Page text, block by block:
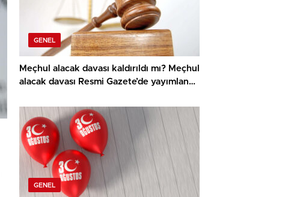
GENEL
Meçhul alacak davası kaldırıldı mı? Meçhul
alacak davası Resmi Gazete’de yayımlandı
GENEL